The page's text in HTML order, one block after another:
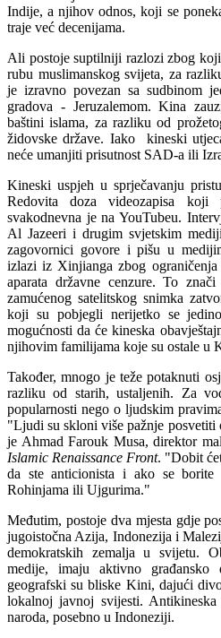
Indije, a njihov odnos, koji se
traje već decenijama.
Ali postoje suptilniji razlozi zbog
rubu muslimanskog svijeta, za
je izravno povezan sa sudbinom
gradova - Jeruzalemom. Kina
baštini islama, za razliku od
židovske države. Iako kineski
neće umanjiti prisutnost SAD-a ili
Kineski uspjeh u sprječavanju
Redovita doza videozapisa koji
svakodnevna je na YouTubeu.
Al Jazeeri i drugim svjetskim
zagovornici govore i pišu u
izlazi iz Xinjianga zbog
aparata državne cenzure. To
zamućenog satelitskog snimka
koji su pobjegli nerijetko se
mogućnosti da će kineska
njihovim familijama koje su ostale u
Također, mnogo je teže potaknuti
razliku od starih, ustaljenih. Za
popularnosti nego o ljudskim
"Ljudi su skloni više pažnje
je Ahmad Farouk Musa, direktor
Islamic Renaissance Front. "Dobit
da ste anticionista i ako se borite
Rohinjama ili Ujgurima."
Međutim, postoje dva mjesta gdje
jugoistočna Azija, Indonezija i
demokratskih zemalja u svijetu.
medije, imaju aktivno
geografski su bliske Kini, dajući
lokalnoj javnoj svijesti. Antikineska
naroda, posebno u Indoneziji.